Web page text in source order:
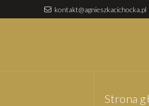
kontakt@agnieszkacichocka.pl
Strona